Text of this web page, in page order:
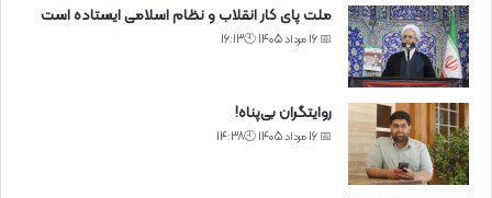
ملت پای کار انقلاب و نظام اسلامی ایستاده است
📅 16 مرداد 1405 🕙16:13
روایتگران بی‌پناه!
📅 16 مرداد 1405 🕙14:38